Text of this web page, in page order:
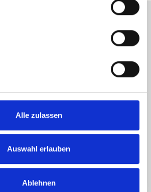
Alle zulassen
Auswahl erlauben
Ablehnen
in Nürnberg
Umgebung? Geben Sie die wichtigsten
in das nachfolgende Formular ein.
Sie zeitnah und besprechen mit Ihnen